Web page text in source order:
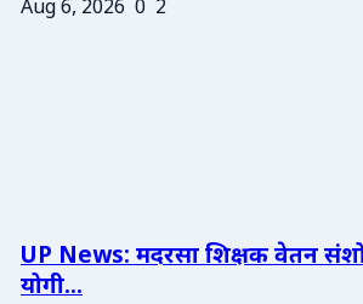
Aug 6, 2026 0 2
UP News: मदरसा शिक्षक वेतन
योगी...